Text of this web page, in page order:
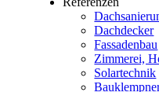
Dachdecker
Fassadenbau
Zimmerei,
Solartechnik